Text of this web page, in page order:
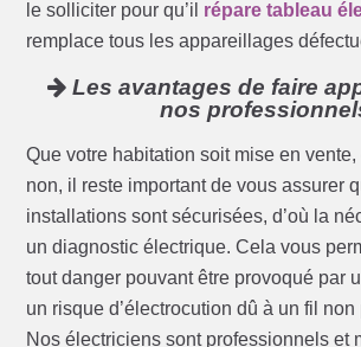
le solliciter pour qu’il répare tableau
remplace tous les appareillages
Les avantages de faire
nos
Que votre habitation soit mise en
non, il reste important de vous assurer
installations sont sécurisées, d’où la
un diagnostic électrique. Cela vous
tout danger pouvant être provoqué par
un risque d’électrocution dû à un fil non
Nos électriciens sont professionnels et